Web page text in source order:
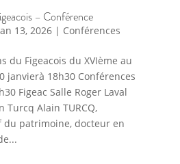
– Conférence
13, 2026| Conférences
du Figeacois du XVIème au
janvierà 18h30 Conférences
Figeac Salle Roger Laval
Turcq Alain TURCQ,
du patrimoine, docteur en